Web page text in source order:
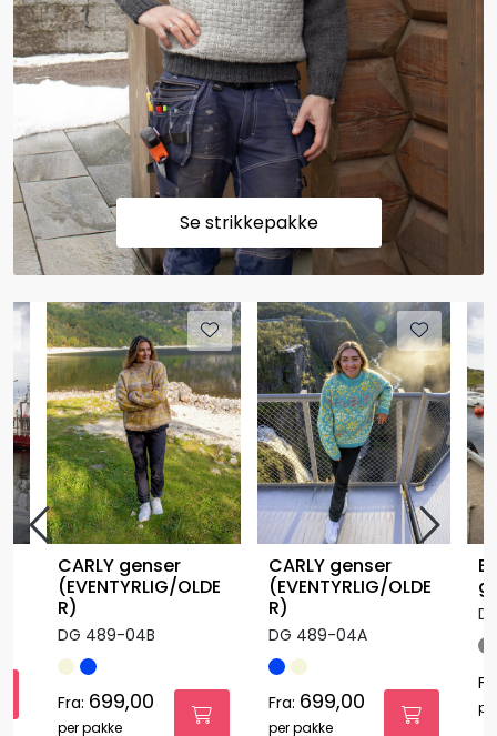
Se strikkepakke
CARLY genser
(EVENTYRLIG/OLDE
R)
DG 489-04B
Fra: 699,00
per pakke
CARLY genser
(EVENTYRLIG/OLDE
R)
DG 489-04A
Fra: 699,00
per pakke